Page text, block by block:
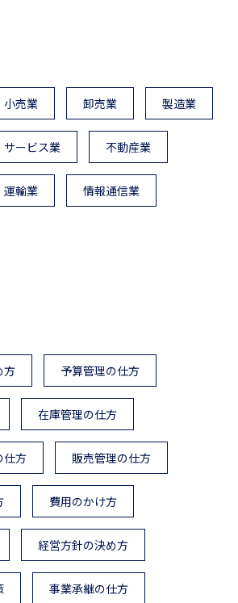
小売業 卸売業 製造業
サービス業 不動産業
運輸業 情報通信業
方 予算管理の仕方
在庫管理の仕方
仕方 販売管理の仕方
費用のかけ方
経営方針の決め方
事業承継の仕方